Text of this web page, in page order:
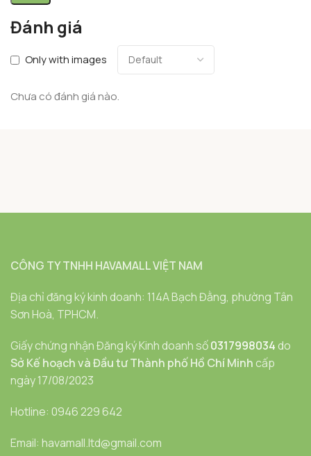
Đánh giá
Only with images
Chưa có đánh giá nào.
CÔNG TY TNHH HAVAMALL VIỆT NAM
Địa chỉ đăng ký kinh doanh: 114A Bạch Đằng, phường Tân
Sơn Hoà, TPHCM.
Giấy chứng nhận Đăng ký Kinh doanh số0317998034 do
Sở Kế hoạch và Đầu tư Thành phố Hồ Chí Minh cấp
ngày 17/08/2023
Hotline: 0946 229 642
Email: havamall.ltd@gmail.com